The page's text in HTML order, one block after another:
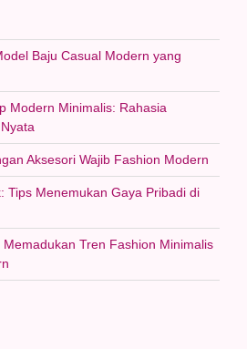
Baju Casual Modern yang
Modern Minimalis: Rahasia
Aksesori Wajib Fashion Modern
Tips Menemukan Gaya Pribadi di
Tren Fashion Minimalis